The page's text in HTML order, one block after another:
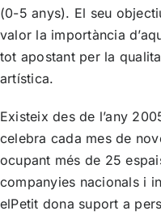
(0-5 anys). El seu
valor la importància
tot apostant per la
artística.
Existeix des de l’any
celebra cada mes de
ocupant més de 25
companyies nacionals i
elPetit dona suport a